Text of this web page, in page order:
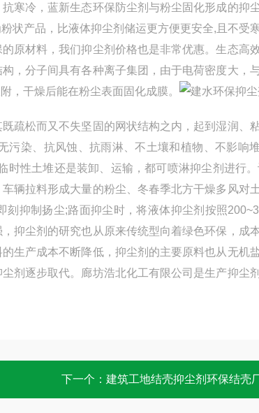
冷，蓝新生态环保防尘剂与粉尘固化形成的抑
状产品，比液体抑尘剂储运更方便更安全,且不受
原材料，我们抑尘剂价格也是非常优惠。生态高
，分子间具有各种离子集团，由于电荷密度大，
，干燥后能在粉尘表面固化成膜。
建水环保抑
松而又不失坚固的网状结构之内，起到湿润、
污染、抗风蚀、抗雨淋、不土壤和植物、不影响
性土堆还是装卸、运输，都可喷淋抑尘剂进行
辆拉料形成大量的粉尘、冬春季北方干燥多风对
抑制扬尘;路面抑尘时，将液体抑尘剂按照
抑尘剂的研究也从原来传统型向着绿色环保，成
生产成本不断降低，抑尘剂的主要原料也从无机
剂逐步取代。廊坊浩北化工有限公司是生产抑尘
下一个： 建筑工地结壳抑尘剂环保结壳